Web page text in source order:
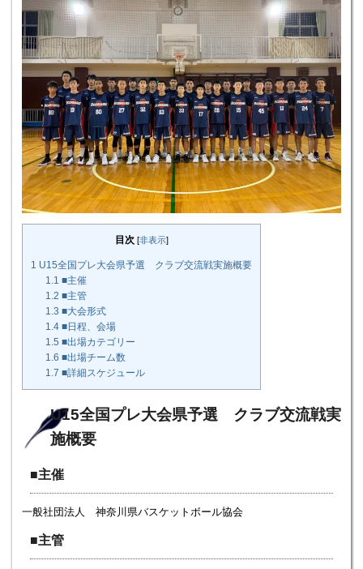
目次 [非表示]
1 U15全国プレ大会県予選 クラブ交流戦実施概要
1.1 ■主催
1.2 ■主管
1.3 ■大会形式
1.4 ■日程、会場
1.5 ■出場カテゴリー
1.6 ■出場チーム数
1.7 ■詳細スケジュール
U15全国プレ大会県予選 クラブ交流戦実
施概要
■主催
一般社団法人 神奈川県バスケットボール協会
■主管